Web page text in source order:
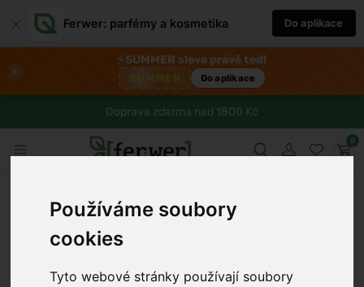
Používáme soubory
cookies
Tyto webové stránky používají soubory
Ferwer: parfémy a kosmetika Do aplikace
×
⚡SUMMER sleva právě teď!
Do aplikace
Doprava zdarma nad 1800 Kč
0